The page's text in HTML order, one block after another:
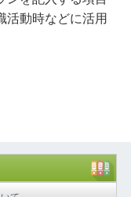
活動時などに活用